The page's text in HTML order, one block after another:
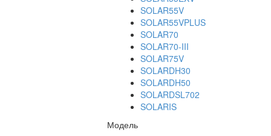
SOLAR55V
SOLAR55VPLUS
SOLAR70
SOLAR70-III
SOLAR75V
SOLARDH30
SOLARDH50
SOLARDSL702
SOLARIS
Модель